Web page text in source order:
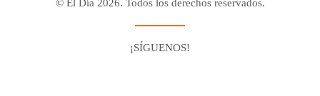
© El Día 2026. Todos los derechos reservados.
¡SÍGUENOS!